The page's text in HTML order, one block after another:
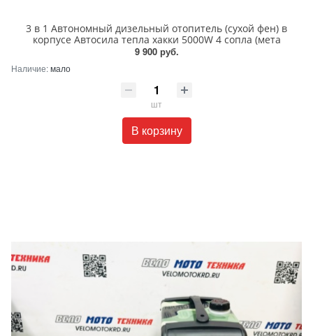
3 в 1 Автономный дизельный отопитель (cухой фен) в
корпусе Автосила тепла хакки 5000W 4 сопла (мета
9 900 руб.
Наличие:мало
шт
В корзину